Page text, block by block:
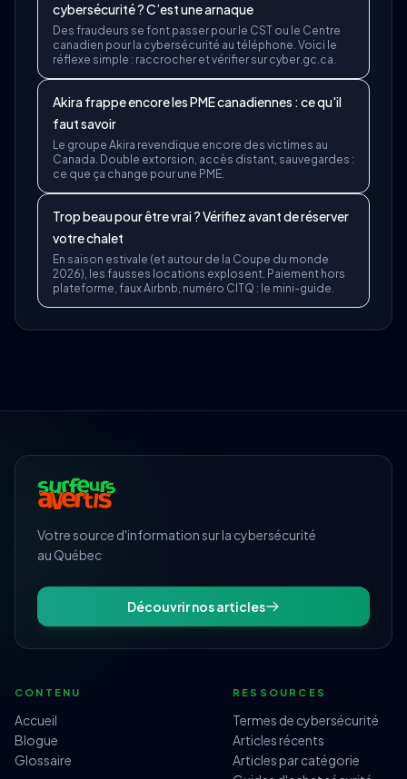
cybersécurité ? C’est une arnaque
Des fraudeurs se font passer pour le CST ou le Centre
canadien pour la cybersécurité au téléphone. Voici le
réflexe simple : raccrocher et vérifier sur cyber.gc.ca.
Akira frappe encore les PME canadiennes : ce qu'il
faut savoir
Le groupe Akira revendique encore des victimes au
Canada. Double extorsion, accès distant, sauvegardes :
ce que ça change pour une PME.
Trop beau pour être vrai ? Vérifiez avant de réserver
votre chalet
En saison estivale (et autour de la Coupe du monde
2026), les fausses locations explosent. Paiement hors
plateforme, faux Airbnb, numéro CITQ : le mini-guide.
Votre source d'information sur la cybersécurité
au Québec
Découvrir nos articles
CONTENU
Accueil
Blogue
Glossaire
RESSOURCES
Termes de cybersécurité
Articles récents
Articles par catégorie